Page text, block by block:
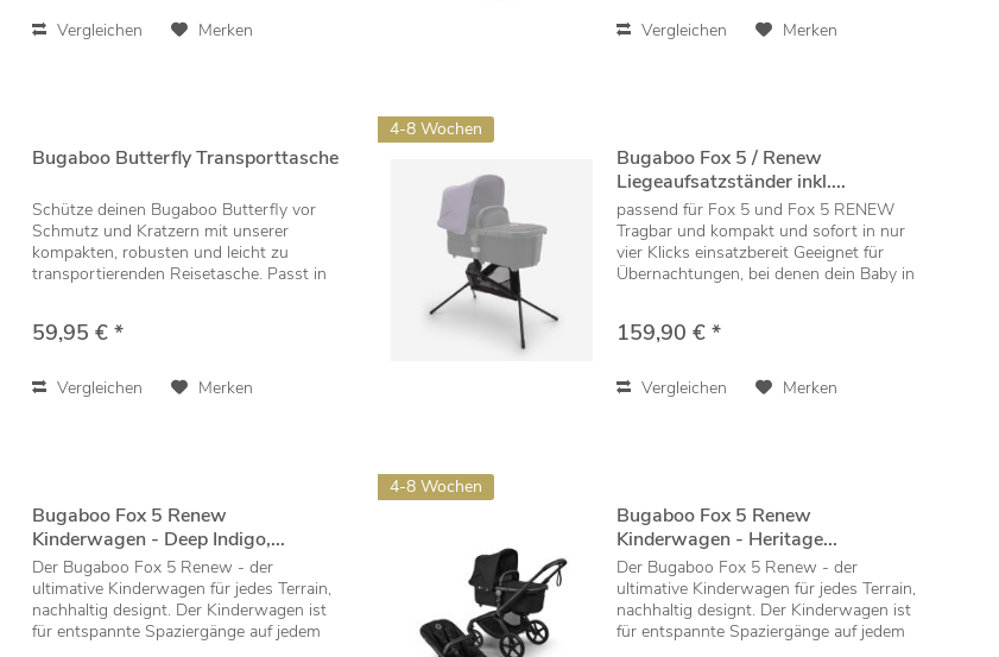
Vergleichen Merken Vergleichen Merken
Bugaboo Butterfly Transporttasche
Schütze deinen Bugaboo Butterfly vor
Schmutz und Kratzern mit unserer
kompakten, robusten und leicht zu
transportierenden Reisetasche. Passt in
Gepolsterter und...
59,95 € *
Vergleichen Merken
4-8 Wochen
Bugaboo Fox 5 / Renew
Liegeaufsatzständer inkl....
passend für Fox 5 und Fox 5 RENEW
Tragbar und kompakt und sofort in nur
vier Klicks einsatzbereit Geeignet für
Übernachtungen, bei denen dein Baby in
zusammenfalten...
159,90 € *
Vergleichen Merken
Bugaboo Fox 5 Renew
Kinderwagen - Deep Indigo,...
Der Bugaboo Fox 5 Renew - der
ultimative Kinderwagen für jedes Terrain,
nachhaltig designt. Der Kinderwagen ist
für entspannte Spaziergänge auf jedem
4-8 Wochen
Bugaboo Fox 5 Renew
Kinderwagen - Heritage...
Der Bugaboo Fox 5 Renew - der
ultimative Kinderwagen für jedes Terrain,
nachhaltig designt. Der Kinderwagen ist
für entspannte Spaziergänge auf jedem